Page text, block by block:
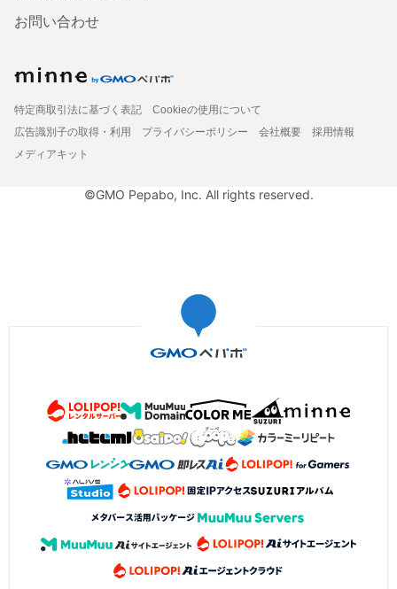
お問い合わせ
特定商取引法に基づく表記
Cookieの使用について
広告識別子の取得・利用
プライバシーポリシー 会社概要
採用情報
メディアキット
©GMO Pepabo, Inc. All rights reserved.